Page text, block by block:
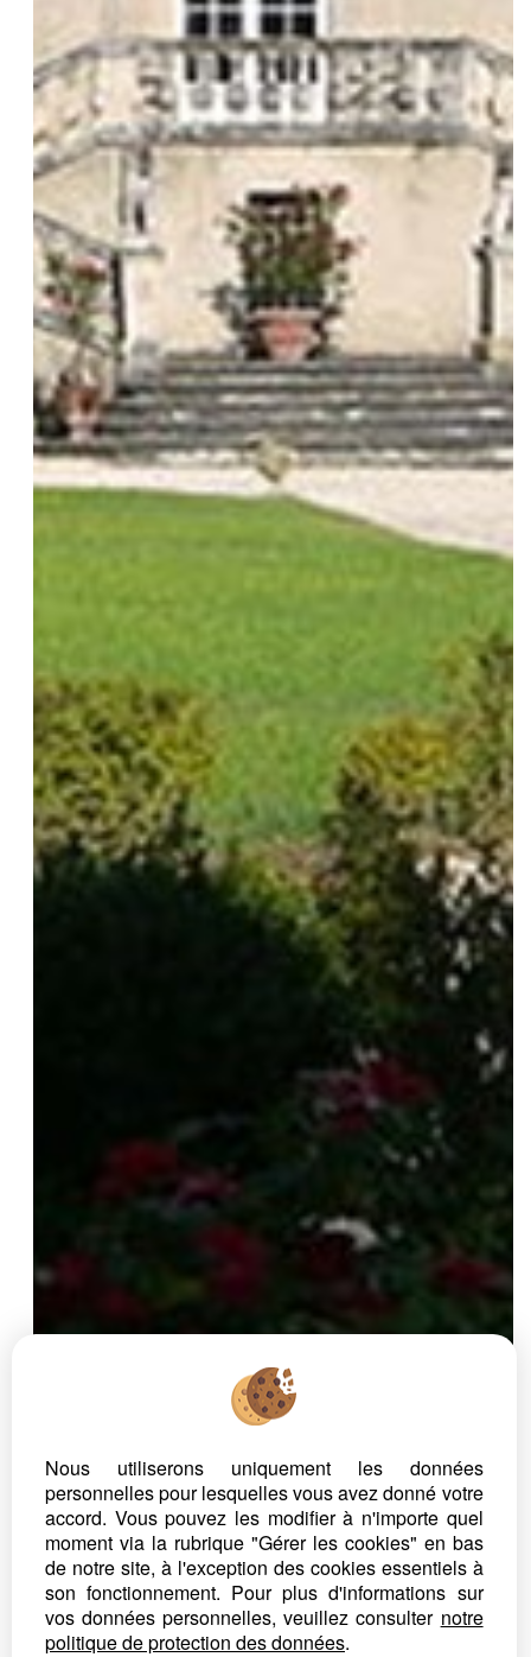
Nous utiliserons uniquement les données
personnelles pour lesquelles vous avez donné votre
accord. Vous pouvez les modifier à n'importe quel
moment via la rubrique "Gérer les cookies" en bas
de notre site, à l'exception des cookies essentiels à
son fonctionnement. Pour plus d'informations sur
vos données personnelles, veuillez consulter notre
politique de protection des données.